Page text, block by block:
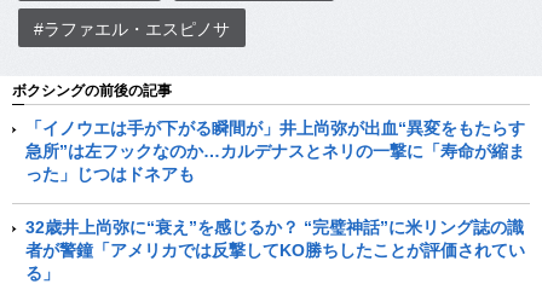
#ラファエル・エスピノサ
ボクシングの前後の記事
「イノウエは手が下がる瞬間が」井上尚弥が出血“異変をもたらす
急所”は左フックなのか…カルデナスとネリの一撃に「寿命が縮ま
った」じつはドネアも
32歳井上尚弥に“衰え”を感じるか？ “完璧神話”に米リング誌の識
者が警鐘「アメリカでは反撃してKO勝ちしたことが評価されてい
る」